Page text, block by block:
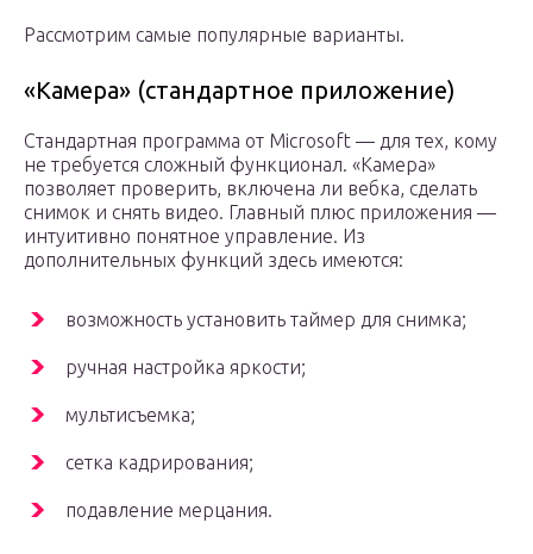
Рассмотрим самые популярные варианты.
«Камера» (стандартное приложение)
Стандартная программа от Microsoft — для тех, кому
не требуется сложный функционал. «Камера»
позволяет проверить, включена ли вебка, сделать
снимок и снять видео. Главный плюс приложения —
интуитивно понятное управление. Из
дополнительных функций здесь имеются:
возможность установить таймер для снимка;
ручная настройка яркости;
мультисъемка;
сетка кадрирования;
подавление мерцания.